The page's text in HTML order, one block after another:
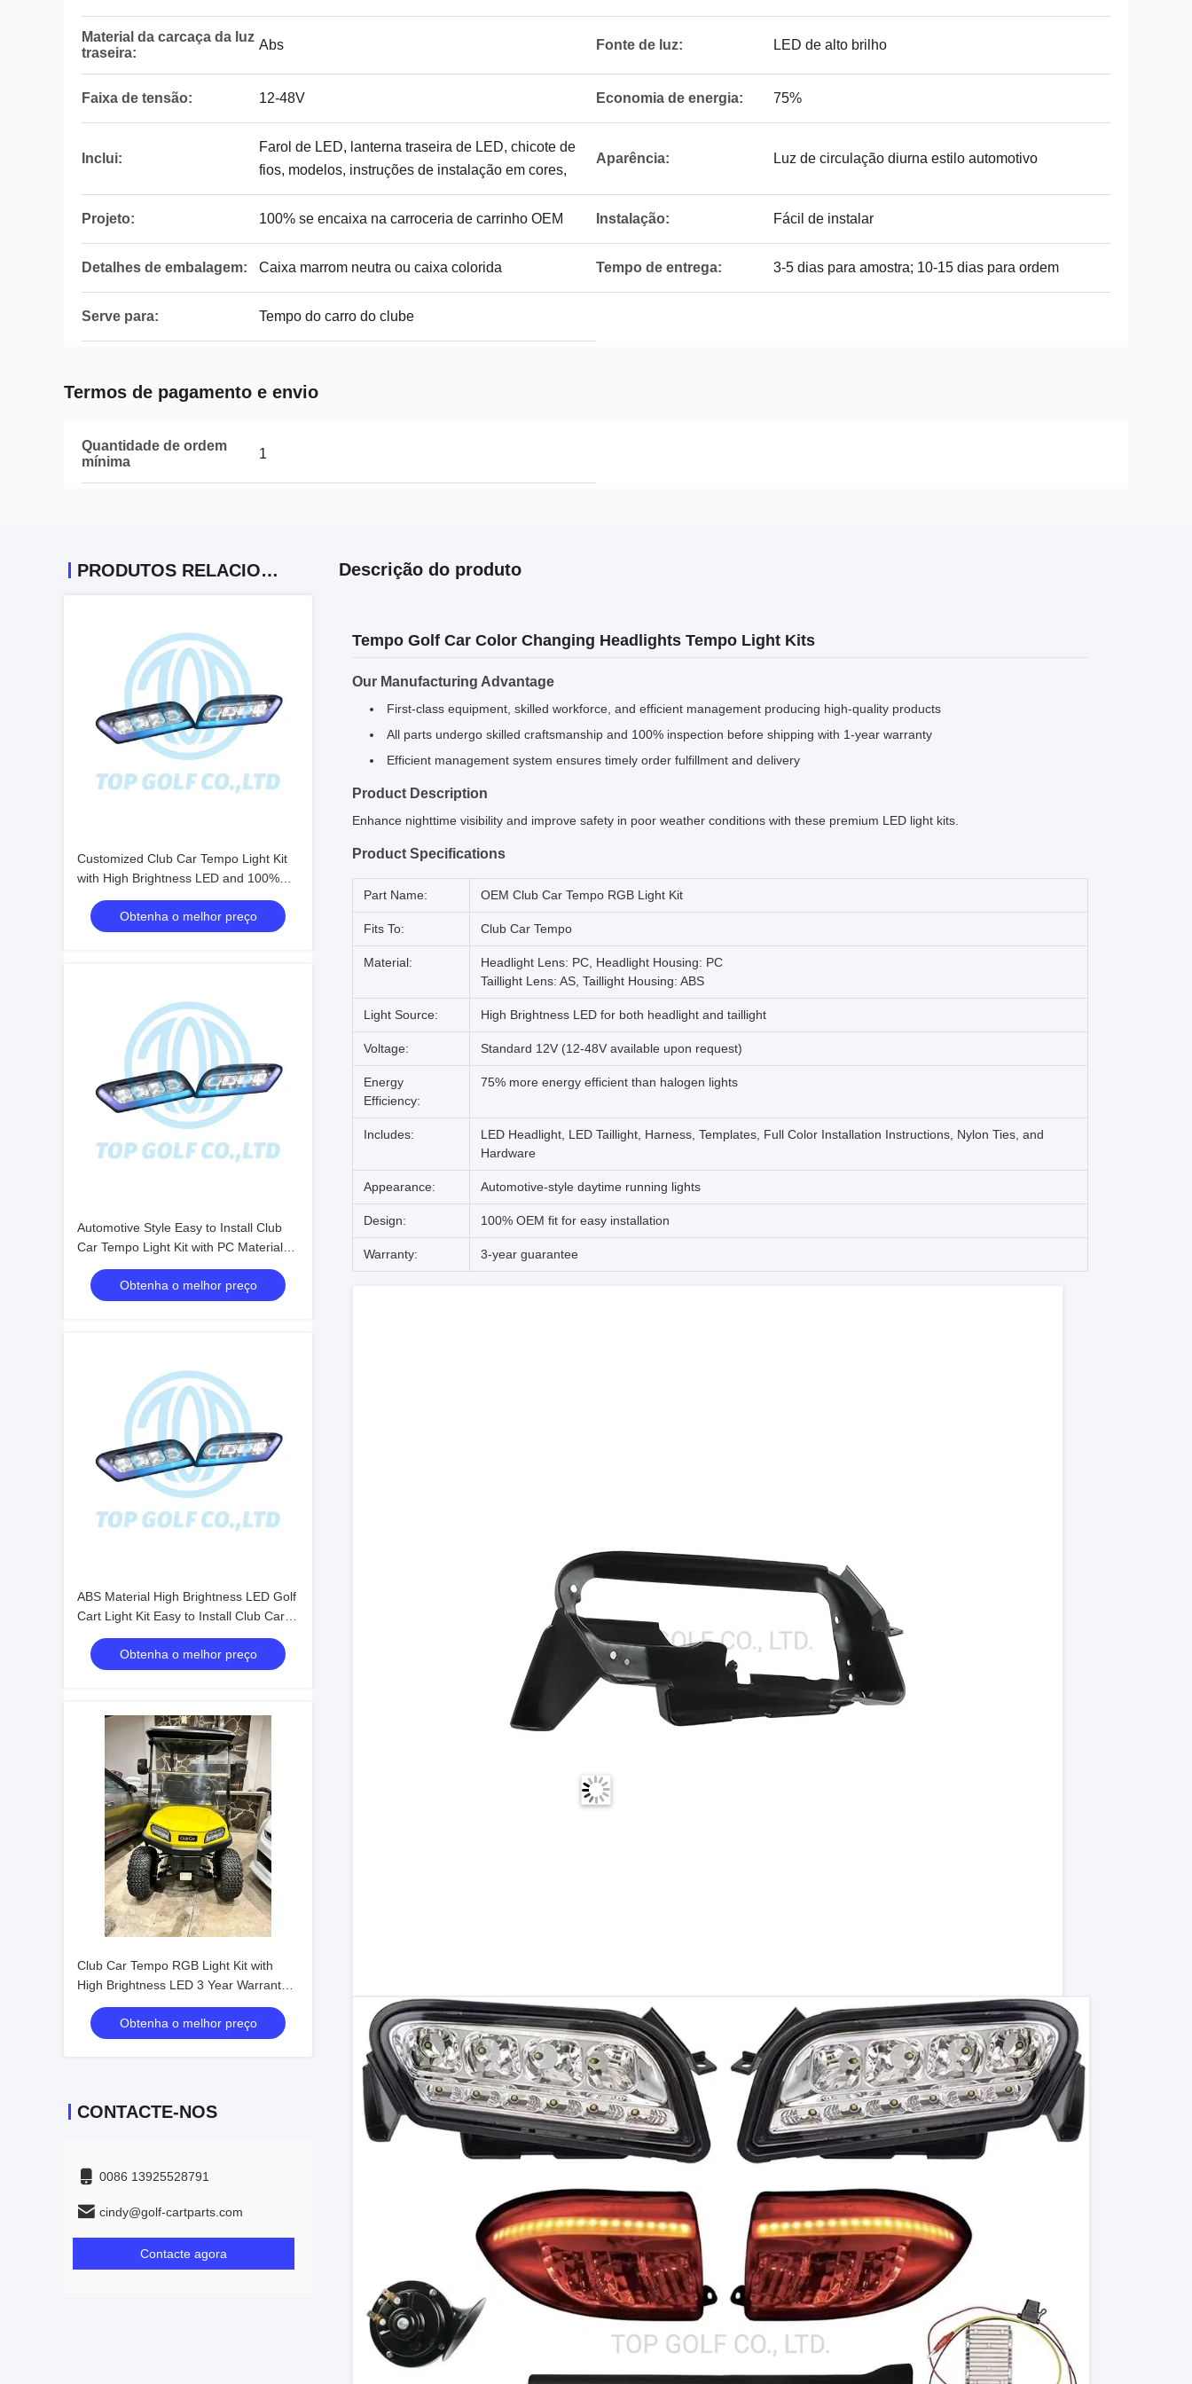
Material da carcaça da luz
traseira:
Abs Fonte de luz: LED de alto brilho
Faixa de tensão: 12-48V Economia de energia: 75%
Inclui:
Farol de LED, lanterna traseira de LED, chicote de
fios, modelos, instruções de instalação em cores,
Aparência: Luz de circulação diurna estilo automotivo
Projeto: 100% se encaixa na carroceria de carrinho OEM Instalação: Fácil de instalar
Detalhes de embalagem: Caixa marrom neutra ou caixa colorida Tempo de entrega: 3-5 dias para amostra; 10-15 dias para ordem
Serve para: Tempo do carro do clube
Termos de pagamento e envio
Quantidade de ordem
mínima
1
PRODUTOS RELACIONADOS
Customized Club Car Tempo Light Kit
with High Brightness LED and 100%
OEM Fit for Golf Cart
Obtenha o melhor preço
Automotive Style Easy to Install Club
Car Tempo Light Kit with PC Material
for Golf Cart LED Light Kit
Obtenha o melhor preço
ABS Material High Brightness LED Golf
Cart Light Kit Easy to Install Club Car
Tempo
Obtenha o melhor preço
Club Car Tempo RGB Light Kit with
High Brightness LED 3 Year Warranty
and Energy Saving 12V Voltage
Obtenha o melhor preço
CONTACTE-NOS
0086 13925528791
cindy@golf-cartparts.com
Contacte agora
Descrição do produto
Tempo Golf Car Color Changing Headlights Tempo Light Kits
Our Manufacturing Advantage
First-class equipment, skilled workforce, and efficient management producing high-quality products
All parts undergo skilled craftsmanship and 100% inspection before shipping with 1-year warranty
Efficient management system ensures timely order fulfillment and delivery
Product Description
Enhance nighttime visibility and improve safety in poor weather conditions with these premium LED light kits.
Product Specifications
Part Name: OEM Club Car Tempo RGB Light Kit
Fits To: Club Car Tempo
Material:
Headlight Lens: PC, Headlight Housing: PC
Taillight Lens: AS, Taillight Housing: ABS
Light Source: High Brightness LED for both headlight and taillight
Voltage: Standard 12V (12-48V available upon request)
Energy
Efficiency:
75% more energy efficient than halogen lights
Includes:
LED Headlight, LED Taillight, Harness, Templates, Full Color Installation Instructions, Nylon Ties, and
Hardware
Appearance: Automotive-style daytime running lights
Design: 100% OEM fit for easy installation
Warranty: 3-year guarantee